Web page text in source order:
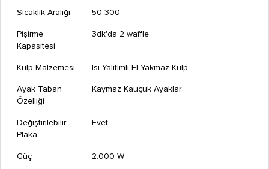
Sıcaklık Aralığı 50-300
Pişirme
Kapasitesi
3dk'da 2 waffle
Kulp Malzemesi Isı Yalıtımlı El Yakmaz Kulp
Ayak Taban
Özelliği
Kaymaz Kauçuk Ayaklar
Değiştirilebilir
Plaka
Evet
Güç 2.000 W